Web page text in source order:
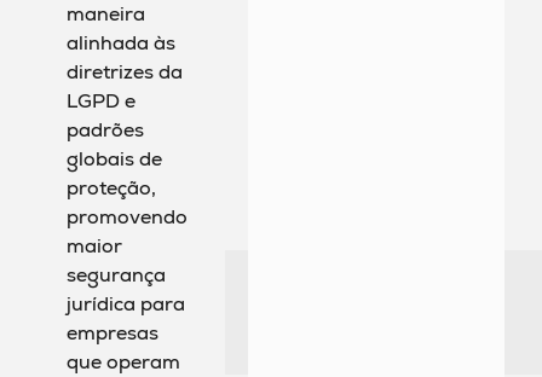
maneira
alinhada às
diretrizes da
LGPD e
padrões
globais de
proteção,
promovendo
maior
segurança
jurídica para
empresas
que operam